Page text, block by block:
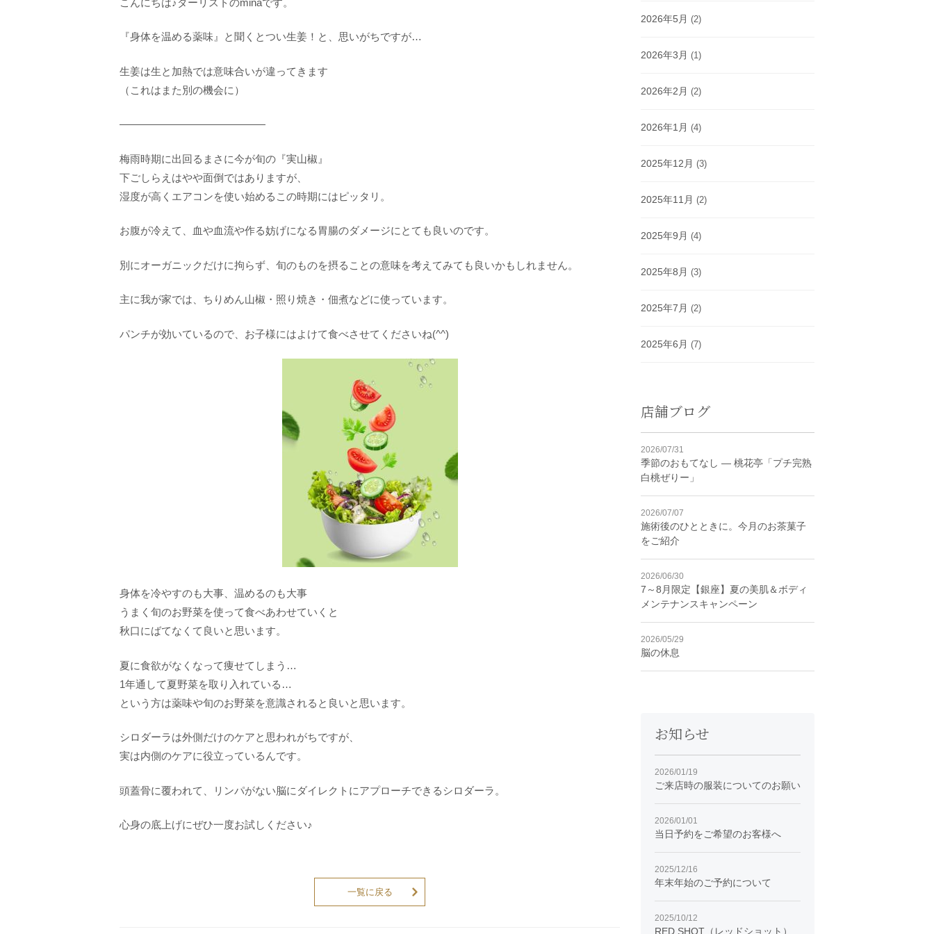
こんにちは♪ダーリストのminaです。
『身体を温める薬味』と聞くとつい生姜！と、思いがちですが…
生姜は生と加熱では意味合いが違ってきます
（これはまた別の機会に）
——————————————
梅雨時期に出回るまさに今が旬の『実山椒』
下ごしらえはやや面倒ではありますが、
湿度が高くエアコンを使い始めるこの時期にはピッタリ。
お腹が冷えて、血や血流や作る妨げになる胃腸のダメージにとても良いのです。
別にオーガニックだけに拘らず、旬のものを摂ることの意味を考えてみても良いかもしれません。
主に我が家では、ちりめん山椒・照り焼き・佃煮などに使っています。
パンチが効いているので、お子様にはよけて食べさせてくださいね(^^)
身体を冷やすのも大事、温めるのも大事
うまく旬のお野菜を使って食べあわせていくと
秋口にばてなくて良いと思います。
夏に食欲がなくなって痩せてしまう…
1年通して夏野菜を取り入れている…
という方は薬味や旬のお野菜を意識されると良いと思います。
シロダーラは外側だけのケアと思われがちですが、
実は内側のケアに役立っているんです。
頭蓋骨に覆われて、リンパがない脳にダイレクトにアプローチできるシロダーラ。
心身の底上げにぜひ一度お試しください♪
一覧に戻る
2026年5月 (2)
2026年3月 (1)
2026年2月 (2)
2026年1月 (4)
2025年12月 (3)
2025年11月 (2)
2025年9月 (4)
2025年8月 (3)
2025年7月 (2)
2025年6月 (7)
店舗ブログ
2026/07/31
季節のおもてなし ― 桃花亭「プチ完熟
白桃ぜりー」
2026/07/07
施術後のひとときに。今月のお茶菓子
をご紹介
2026/06/30
7～8月限定【銀座】夏の美肌＆ボディ
メンテナンスキャンペーン
2026/05/29
脳の休息
お知らせ
2026/01/19
ご来店時の服装についてのお願い
2026/01/01
当日予約をご希望のお客様へ
2025/12/16
年末年始のご予約について
2025/10/12
RED SHOT（レッドショット）